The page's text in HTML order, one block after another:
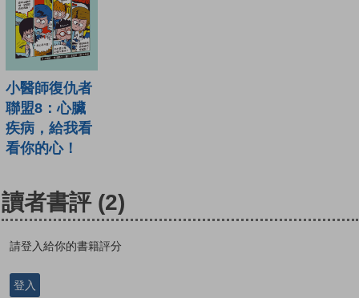
小醫師復仇者
聯盟8：心臟
疾病，給我看
看你的心！
讀者書評 (2)
請登入給你的書籍評分
登入